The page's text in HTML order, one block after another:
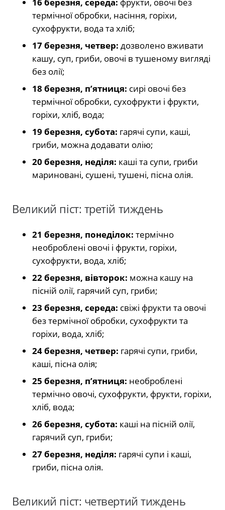
16 березня, середа: фрукти, овочі без
термічної обробки, насіння, горіхи,
сухофрукти, вода та хліб;
17 березня, четвер: дозволено вживати
кашу, суп, гриби, овочі в тушеному вигляді
без олії;
18 березня, п’ятниця: сирі овочі без
термічної обробки, сухофрукти і фрукти,
горіхи, хліб, вода;
19 березня, субота: гарячі супи, каші,
гриби, можна додавати олію;
20 березня, неділя: каші та супи, гриби
мариновані, сушені, тушені, пісна олія.
Великий піст: третій тиждень
21 березня, понеділок: термічно
необроблені овочі і фрукти, горіхи,
сухофрукти, вода, хліб;
22 березня, вівторок: можна кашу на
пісній олії, гарячий суп, гриби;
23 березня, середа: свіжі фрукти та овочі
без термічної обробки, сухофрукти та
горіхи, вода, хліб;
24 березня, четвер: гарячі супи, гриби,
каші, пісна олія;
25 березня, п’ятниця: необроблені
термічно овочі, сухофрукти, фрукти, горіхи,
хліб, вода;
26 березня, субота: каші на пісній олії,
гарячий суп, гриби;
27 березня, неділя: гарячі супи і каші,
гриби, пісна олія.
Великий піст: четвертий тиждень